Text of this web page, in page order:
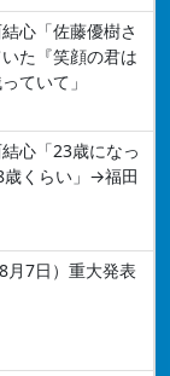
心「佐藤優樹さ
た『笑顔の君は
ていて」
心「23歳になっ
歳くらい」→福田
月7日）重大発表